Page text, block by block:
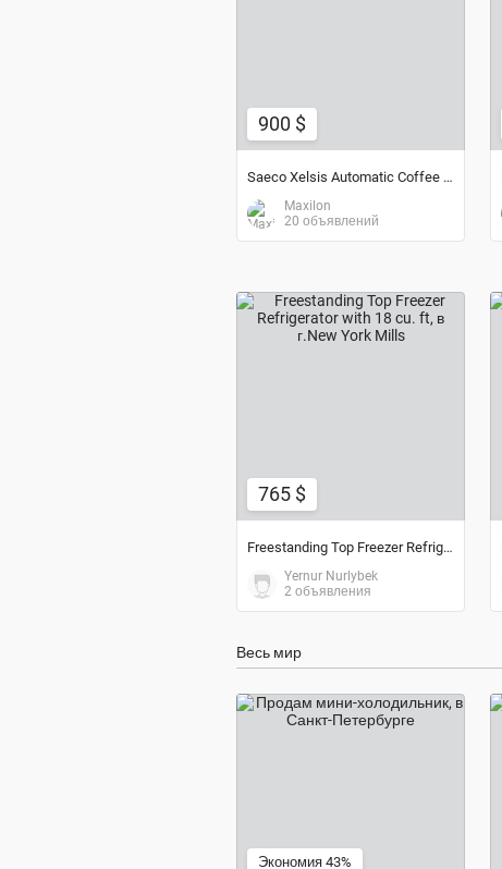
900 $
Saeco Xelsis Automatic Coffee Maker
Maxilon
20 объявлений
765 $
Freestanding Top Freezer Refrigerator with 18 cu. ft
Yernur Nurlybek
2 объявления
Весь мир
Экономия 43%